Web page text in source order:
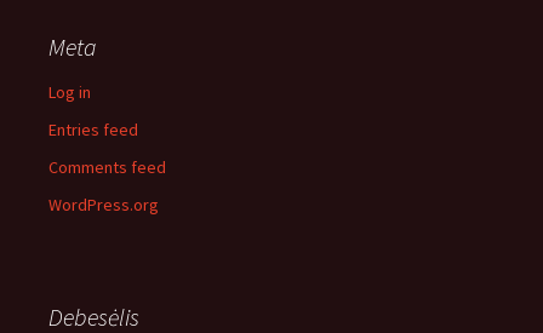
Meta
Log in
Entries feed
Comments feed
WordPress.org
Debesėlis